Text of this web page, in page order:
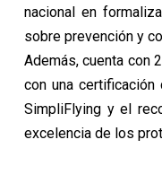
nacional en
sobre prevención y
Además, cuenta con
con una certificación
SimpliFlying y el
excelencia de los